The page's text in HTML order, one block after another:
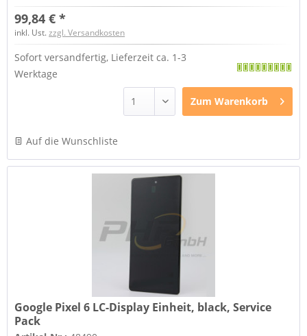
99,84 € *
inkl. Ust.zzgl. Versandkosten
Sofort versandfertig, Lieferzeit ca. 1-3
Werktage
Zum Warenkorb
Auf die Wunschliste
Google Pixel 6 LC-Display Einheit, black, Service
Pack